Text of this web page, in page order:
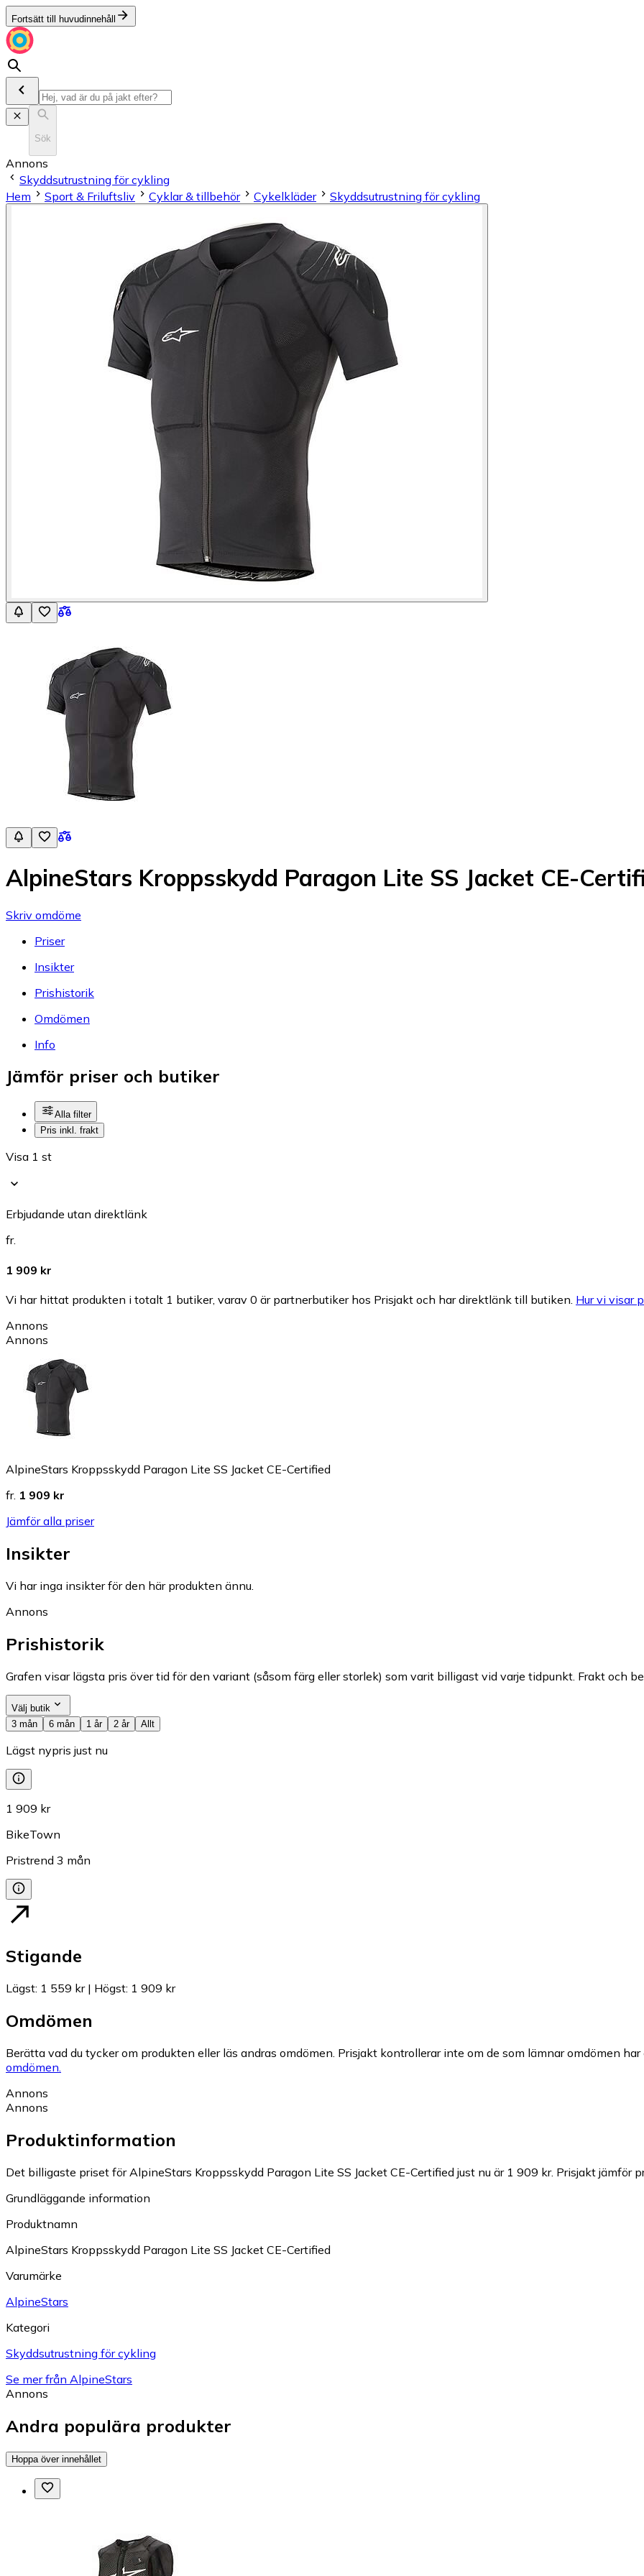
Fortsätt till huvudinnehåll
Sök
Annons
Skyddsutrustning för cykling
Hem
Sport & Friluftsliv Cyklar & tillbehör Cykelkläder Skyddsutrustning för cykling
AlpineStars Kroppsskydd Paragon Lite SS Jacket CE-
Skriv omdöme
Priser
Insikter
Prishistorik
Omdömen
Info
Jämför priser och butiker
Alla filter
Pris inkl. frakt
Visa 1 st
Erbjudande utan direktlänk
fr.
1 909 kr
Vi har hittat produkten i totalt 1 butiker, varav 0 är partnerbutiker hos Prisjakt och har direktlänk till butiken. Hur vi visar
Annons
Annons
AlpineStars Kroppsskydd Paragon Lite SS Jacket CE-Certified
fr. 1 909 kr
Jämför alla priser
Insikter
Vi har inga insikter för den här produkten ännu.
Annons
Prishistorik
Grafen visar lägsta pris över tid för den variant (såsom färg eller storlek) som varit billigast vid varje tidpunkt. Frakt och
Välj butik
3 mån
6 mån 1 år 2 år Allt
Lägst nypris just nu
1 909 kr
BikeTown
Pristrend 3 mån
Stigande
Lägst: 1 559 kr| Högst: 1 909 kr
Omdömen
Berätta vad du tycker om produkten eller läs andras omdömen. Prisjakt kontrollerar inte om de som lämnar omdömen
omdömen.
Annons
Annons
Produktinformation
Det billigaste priset för AlpineStars Kroppsskydd Paragon Lite SS Jacket CE-Certified just nu är 1 909 kr. Prisjakt jämför
Grundläggande information
Produktnamn
AlpineStars Kroppsskydd Paragon Lite SS Jacket CE-Certified
Varumärke
AlpineStars
Kategori
Skyddsutrustning för cykling
Se mer från AlpineStars
Annons
Andra populära produkter
Hoppa över innehållet